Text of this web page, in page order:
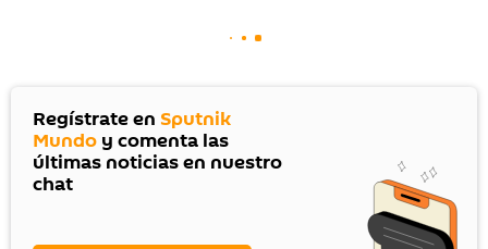
Regístrate en Sputnik
Mundo y comenta las
últimas noticias en nuestro
chat